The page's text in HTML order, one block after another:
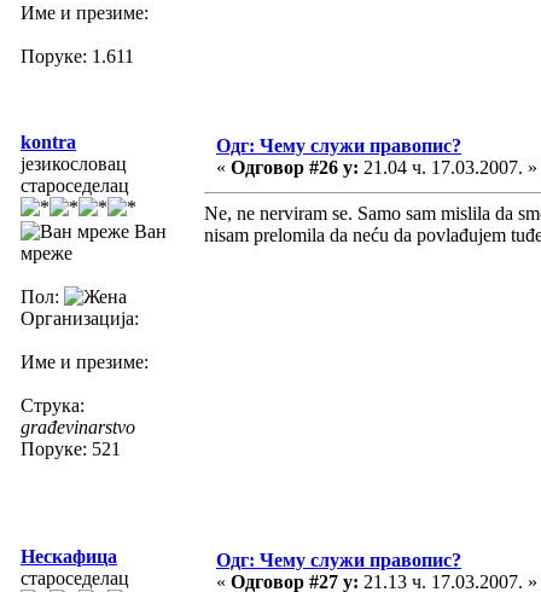
Име и презиме:
Поруке: 1.611
kontra
језикословац
староседелац
Ван
мреже
Пол:
Организација:
Име и презиме:
Струка:
građevinarstvo
Поруке: 521
Одг: Чему служи правопис?
« Одговор #26 у: 21.04 ч. 17.03.2007. »
Ne, ne nerviram se. Samo sam mislila da
nisam prelomila da neću da povlađujem
Нескафица
староседелац
Одг: Чему служи правопис?
« Одговор #27 у: 21.13 ч. 17.03.2007. »